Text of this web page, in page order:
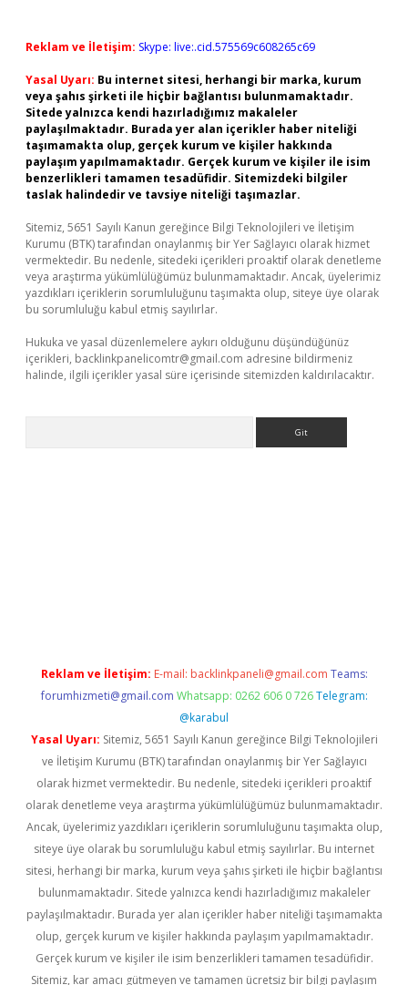
Reklam ve İletişim: Skype: live:.cid.575569c608265c69
Yasal Uyarı: Bu internet sitesi, herhangi bir marka, kurum
veya şahıs şirketi ile hiçbir bağlantısı bulunmamaktadır.
Sitede yalnızca kendi hazırladığımız makaleler
paylaşılmaktadır. Burada yer alan içerikler haber niteliği
taşımamakta olup, gerçek kurum ve kişiler hakkında
paylaşım yapılmamaktadır. Gerçek kurum ve kişiler ile isim
benzerlikleri tamamen tesadüfidir. Sitemizdeki bilgiler
taslak halindedir ve tavsiye niteliği taşımazlar.
Sitemiz, 5651 Sayılı Kanun gereğince Bilgi Teknolojileri ve İletişim
Kurumu (BTK) tarafından onaylanmış bir Yer Sağlayıcı olarak hizmet
vermektedir. Bu nedenle, sitedeki içerikleri proaktif olarak denetleme
veya araştırma yükümlülüğümüz bulunmamaktadır. Ancak, üyelerimiz
yazdıkları içeriklerin sorumluluğunu taşımakta olup, siteye üye olarak
bu sorumluluğu kabul etmiş sayılırlar.
Hukuka ve yasal düzenlemelere aykırı olduğunu düşündüğünüz
içerikleri, backlinkpanelicomtr@gmail.com adresine bildirmeniz
halinde, ilgili içerikler yasal süre içerisinde sitemizden kaldırılacaktır.
Reklam ve İletişim: E-mail: backlinkpaneli@gmail.com Teams:
forumhizmeti@gmail.com Whatsapp: 0262 606 0 726 Telegram:
@karabul
Yasal Uyarı: Sitemiz, 5651 Sayılı Kanun gereğince Bilgi Teknolojileri
ve İletişim Kurumu (BTK) tarafından onaylanmış bir Yer Sağlayıcı
olarak hizmet vermektedir. Bu nedenle, sitedeki içerikleri proaktif
olarak denetleme veya araştırma yükümlülüğümüz bulunmamaktadır.
Ancak, üyelerimiz yazdıkları içeriklerin sorumluluğunu taşımakta olup,
siteye üye olarak bu sorumluluğu kabul etmiş sayılırlar. Bu internet
sitesi, herhangi bir marka, kurum veya şahıs şirketi ile hiçbir bağlantısı
bulunmamaktadır. Sitede yalnızca kendi hazırladığımız makaleler
paylaşılmaktadır. Burada yer alan içerikler haber niteliği taşımamakta
olup, gerçek kurum ve kişiler hakkında paylaşım yapılmamaktadır.
Gerçek kurum ve kişiler ile isim benzerlikleri tamamen tesadüfidir.
Sitemiz, kar amacı gütmeyen ve tamamen ücretsiz bir bilgi paylaşım